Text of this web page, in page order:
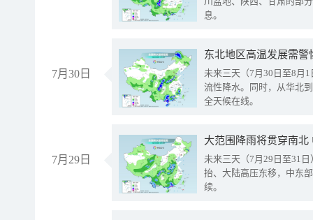
息。
7月30日
东北地区高温发展需
未来三天（7月30日至8月
流性降水。同时，从华北
全天候在线。
7月29日
大范围降雨将贯穿南
未来三天（7月29日至31
抬、大陆高压东移，中东
续。